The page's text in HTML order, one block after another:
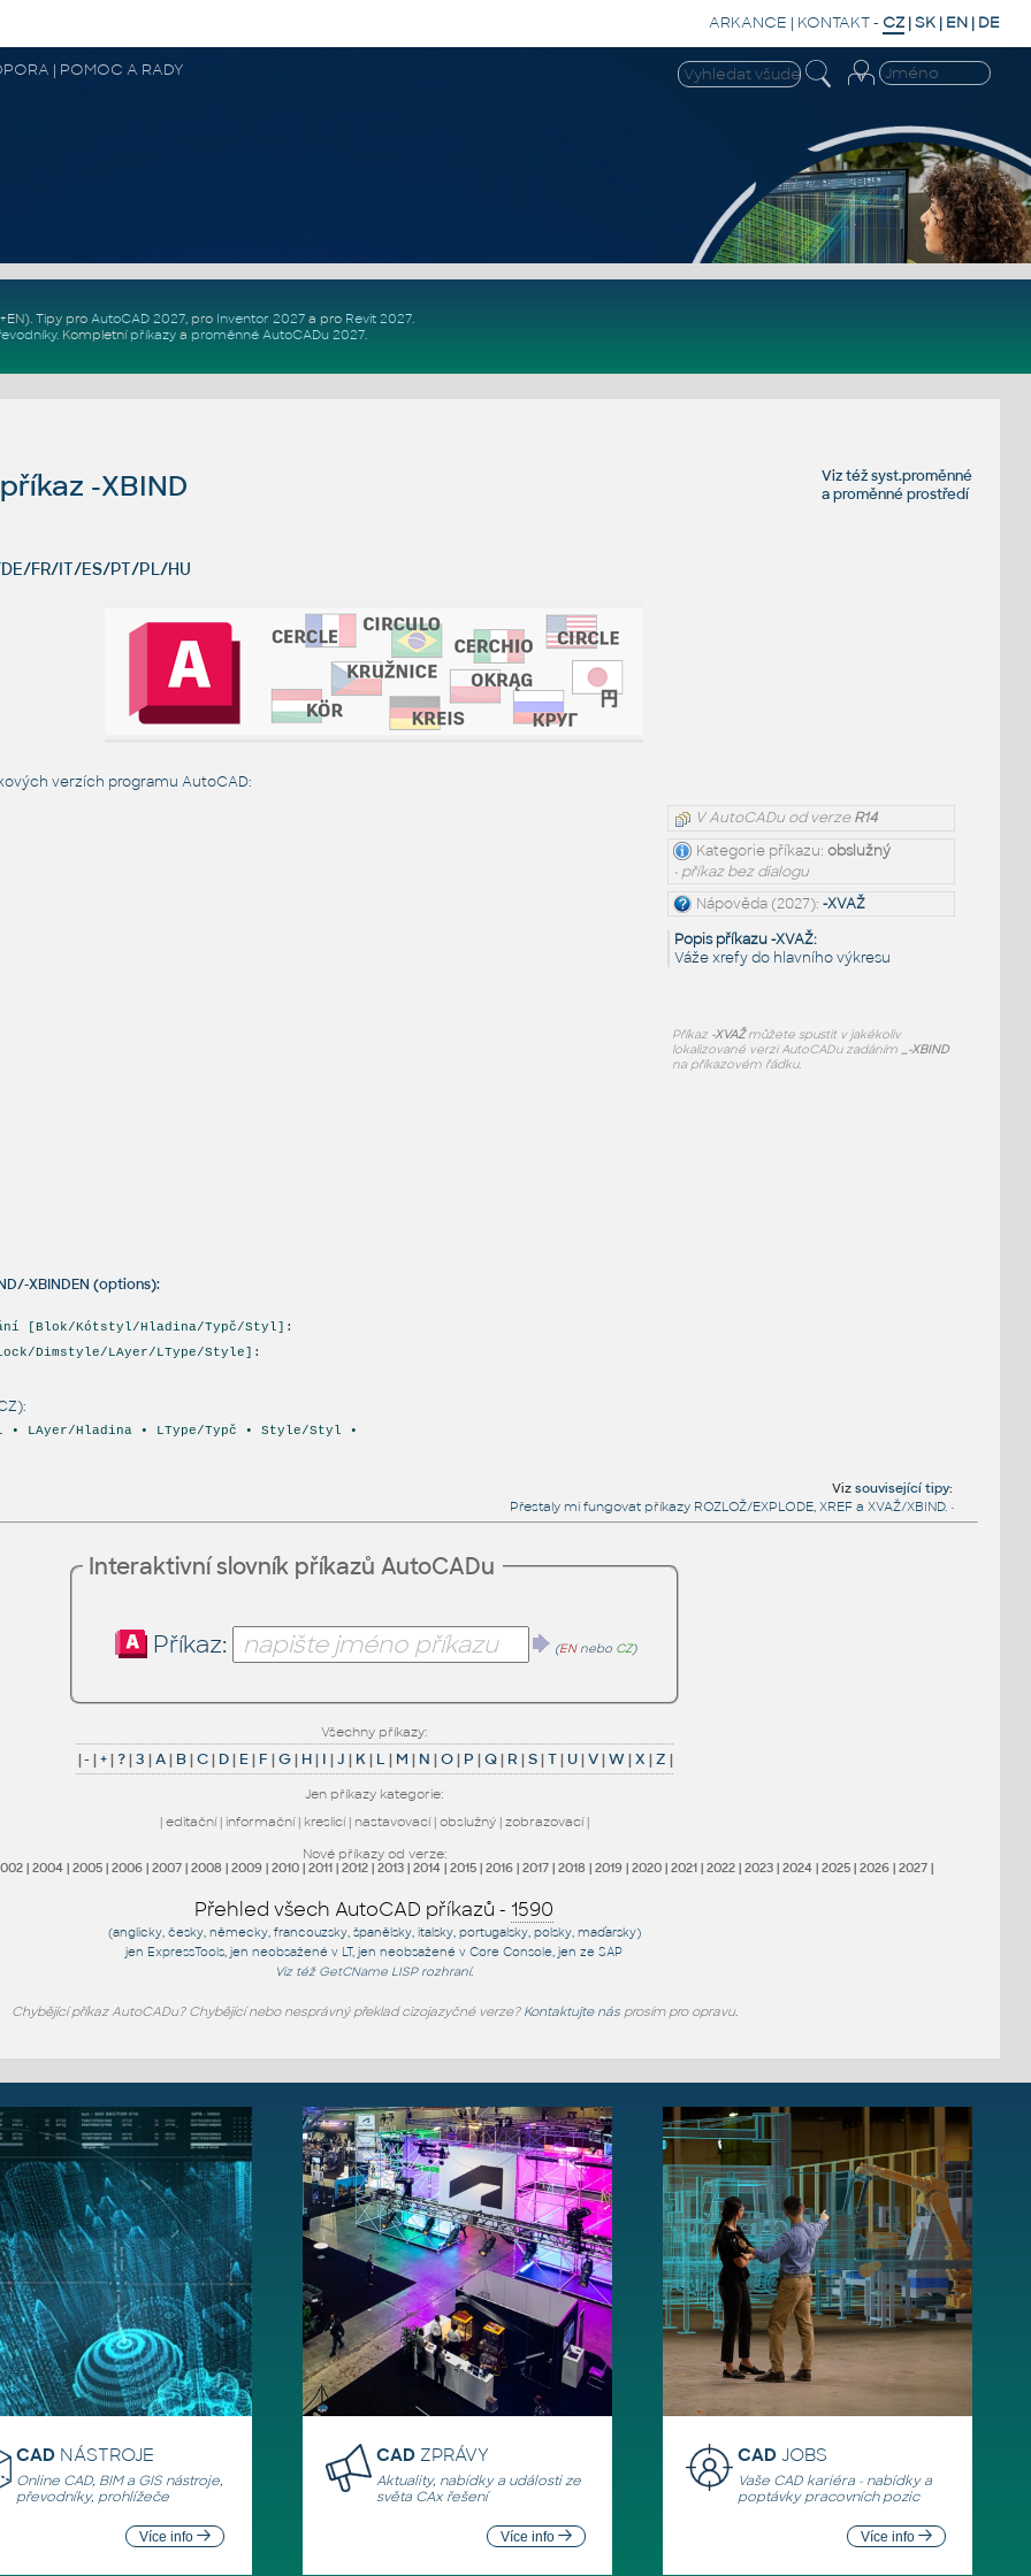
ARKANCE | KONTAKT- CZ |SK | EN | DE
| POMOC A RADY
. Tipy pro AutoCAD 2027, pro Inventor 2027a pro Revit 2027.
. Kompletní příkazya proměnné AutoCADu 2027.
Viz téžsyst.proměnné
aproměnné prostředí
-XBIND
FR/IT/ES/PT/PL/HU
verzích programu AutoCAD:
V AutoCADu od verzeR14
Kategorie příkazu:obslužný
• příkaz bez dialogu
Nápověda (2027):-XVAŽ
Popis příkazu -XVAŽ:
Váže xrefy do hlavního výkresu
Příkaz -XVAŽmůžete spustit v jakékoliv
lokalizované verzi AutoCADu zadáním _-XBIND
na příkazovém řádku.
XBINDEN (options):
[Blok/Kótstyl/Hladina/Typč/Styl]:
Dimstyle/LAyer/LType/Style]:
LAyer/Hladina • LType/Typč • Style/Styl •
Vizsouvisející tipy:
Přestaly mi fungovat příkazy ROZLOŽ/EXPLODE, XREF a XVAŽ/XBIND. •
Interaktivní slovník příkazů AutoCADu
Příkaz: (ENnebo CZ)
Všechny příkazy:
|- |+|?|3 |A| B|C| D| E| F |G| H| I |J | K| L | M | N |O| P |Q| R |S|T| U|V|W|X |Z |
Jen příkazy kategorie:
| editační| informační| kreslicí| nastavovací| obslužný| zobrazovací|
Nové příkazy od verze:
| 2004| 2005| 2006| 2007| 2008 | 2009| 2010| 2011| 2012| 2013| 2014| 2015| 2016| 2017| 2018 | 2019| 2020| 2021| 2022| 2023| 2024| 2025| 2026| 2027|
Přehled všech AutoCAD příkazů - 1590
(anglicky, česky, německy, francouzsky, španělsky, italsky, portugalsky, polsky, maďarsky)
jen ExpressTools, jenneobsažené v LT, jenneobsažené v Core Console, jenze SAP
Viz též GetCName LISP rozhraní.
Chybějící příkaz AutoCADu? Chybějící nebo nesprávný překlad cizojazyčné verze? Kontaktujte násprosím pro opravu.
CAD NÁSTROJE
Online CAD, BIM a GIS nástroje,
převodníky, prohlížeče
Více info
CAD ZPRÁVY
Aktuality, nabídky a události ze
světa CAx řešení
Více info
CADJOBS
Vaše CAD kariéra - nabídky a
poptávky pracovních pozic
Více info